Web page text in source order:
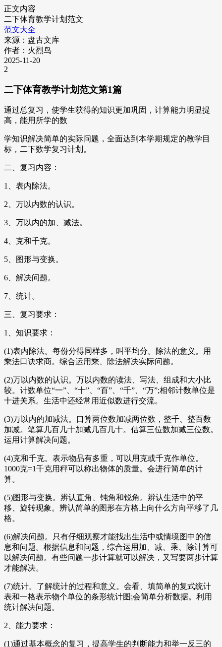
正文内容
二下体育教学计划范文
范文大全
来源：盘古文库
作者：火烈鸟
2025-11-20
2
二下体育教学计划范文第1篇
通过总复习，使学生获得的知识更加巩固，计算能力明显提
高，能用所学的数
学知识解决简单的实际问题，全面达到本学期规定的教学目
标，二下数学复习计划。
二、复习内容：
1、表内除法。
2、万以内数的认识。
3、万以内的加、减法。
4、克和千克。
5、图形与变换。
6、解决问题。
7、统计。
三、复习要求：
1、知识要求：
(1)表内除法。每份分得同样多，叫平均分。除法的意义。用
乘法口诀求商。综合运用乘、除法解决实际问题。
(2)万以内数的认识。万以内数的读法、写法、组成和大小比
较。计数单位“一”、“十”、“百”、“千”、“万”;相邻计数单位是
十进关系。生活中还经常用近似数进行交流。
(3)万以内的加减法。口算两位数加减两位数，整千、整百数
加减。笔算几百几十加减几百几十。估算三位数加减三位数。
运用计算解决问题。
(4)克和千克。表示物品有多重，可以用克或千克作单位。
1000克=1千克用秤可以称出物体的质量。会进行简单的计
算。
(5)图形与变换。辨认直角、钝角和锐角。辨认生活中的平
移、旋转现象。辨认简单的图形在方格上向什么方向平移了几
格。
(6)解决问题。只有仔细观察才能找出生活中或情境图中的信
息和问题。根据信息和问题，综合运用加、减、乘、除计算可
以解决问题。有些问题一步计算就可以解决，又写要两步计算
才能解决。
(7)统计。了解统计的过程和意义。会看、填简单的复式统计
表和一格表示物个单位的条形统计图;会简单分析数据。利用
统计解决问题。
2、能力要求：
(1)通过基本概念的复习，提高学生的判断能力和举一反三的